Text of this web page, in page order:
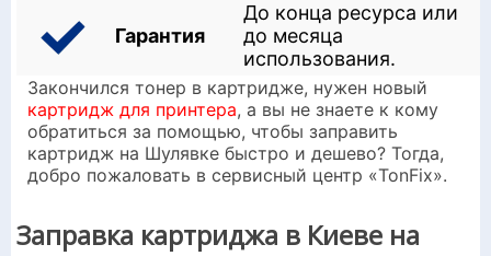
Гарантия
До конца ресурса или
до месяца
использования.
Закончился тонер в картридже, нужен новый
картридж для принтера, а вы не знаете к кому
обратиться за помощью, чтобы заправить
картридж на Шулявке быстро и дешево? Тогда,
добро пожаловать в сервисный центр «TonFix».
Заправка картриджа в Киеве на